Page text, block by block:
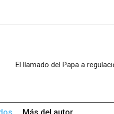
El llamado del Papa a